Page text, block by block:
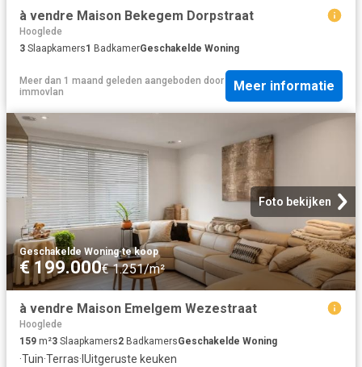
à vendre Maison Bekegem Dorpstraat
Hooglede
3 Slaapkamers1 BadkamerGeschakelde Woning
Meer dan 1 maand geleden aangeboden door
immovlan
Meer informatie
Foto bekijken
Geschakelde Woning·te koop
€ 199.000€ 1.251/m²
à vendre Maison Emelgem Wezestraat
Hooglede
159 m²3 Slaapkamers2 BadkamersGeschakelde Woning
·Tuin·Terras· IUitgeruste keuken